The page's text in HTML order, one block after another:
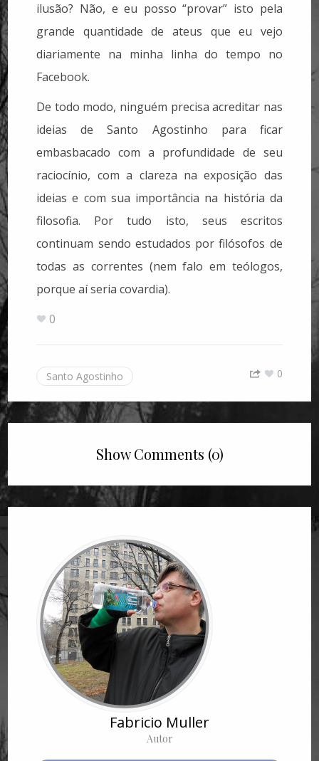
ilusão? Não, e eu posso “provar” isto pela
grande quantidade de ateus que eu vejo
diariamente na minha linha do tempo no
Facebook.
De todo modo, ninguém precisa acreditar nas
ideias de Santo Agostinho para ficar
embasbacado com a profundidade de seu
raciocínio, com a clareza na exposição das
ideias e com sua importância na história da
filosofia. Por tudo isto, seus escritos
continuam sendo estudados por filósofos de
todas as correntes (nem falo em teólogos,
porque aí seria covardia).
0
Santo Agostinho 0
Show Comments (0)
Fabricio Muller
Autor